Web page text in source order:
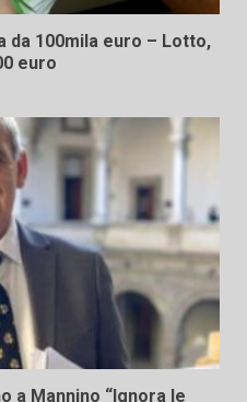
da 100mila euro – Lotto,
euro
a Mannino “Ignora le